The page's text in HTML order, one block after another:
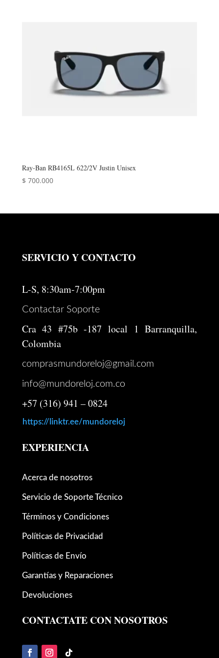
Ray‑Ban RB4165L 622/2V Justin Unisex
$ 700.000
SERVICIO Y CONTACTO
L-S, 8:30am-7:00pm
Contactar Soporte
Cra 43 #75b -187 local 1 Barranquilla,
Colombia
comprasmundoreloj@gmail.com
info@mundoreloj.com.co
+57 (316) 941 – 0824
https://linktr.ee/mundoreloj
EXPERIENCIA
Acerca de nosotros
Servicio de Soporte Técnico
Términos y Condiciones
Políticas de Privacidad
Políticas de Envío
Garantías y Reparaciones
Devoluciones
CONTACTATE CON NOSOTROS